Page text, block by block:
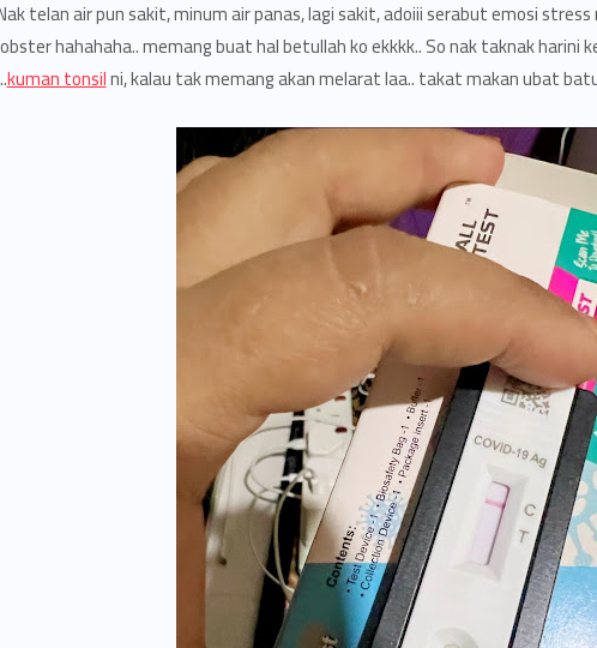
telan air pun sakit, minum air panas, lagi sakit, adoiii serabut emosi
hahahaha.. memang buat hal betullah ko ekkkk.. So nak taknak
kuman tonsilni, kalau tak memang akan melarat laa.. takat makan ubat